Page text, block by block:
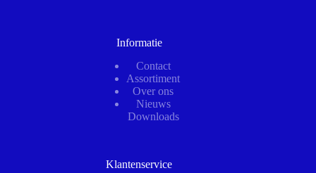
Informatie
Contact
Assortiment
Over ons
Nieuws
Downloads
Klantenservice